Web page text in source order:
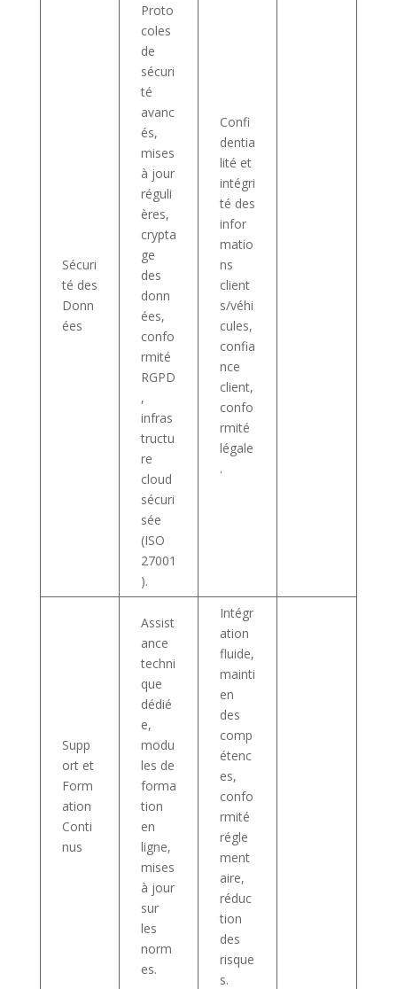
Sécuri
té des
Donn
ées
Proto
coles
de
sécuri
té
avanc
és,
mises
à jour
réguli
ères,
crypta
ge
des
donn
ées,
confo
rmité
RGPD
,
infras
tructu
re
cloud
sécuri
sée
(ISO
27001
).
Confi
dentia
lité et
intégri
té des
infor
matio
ns
client
s/véhi
cules,
confia
nce
client,
confo
rmité
légale
.
Supp
ort et
Form
ation
Conti
nus
Assist
ance
techni
que
dédié
e,
modu
les de
forma
tion
en
ligne,
mises
à jour
sur
les
norm
es.
Intégr
ation
fluide,
mainti
en
des
comp
étenc
es,
confo
rmité
régle
ment
aire,
réduc
tion
des
risque
s.